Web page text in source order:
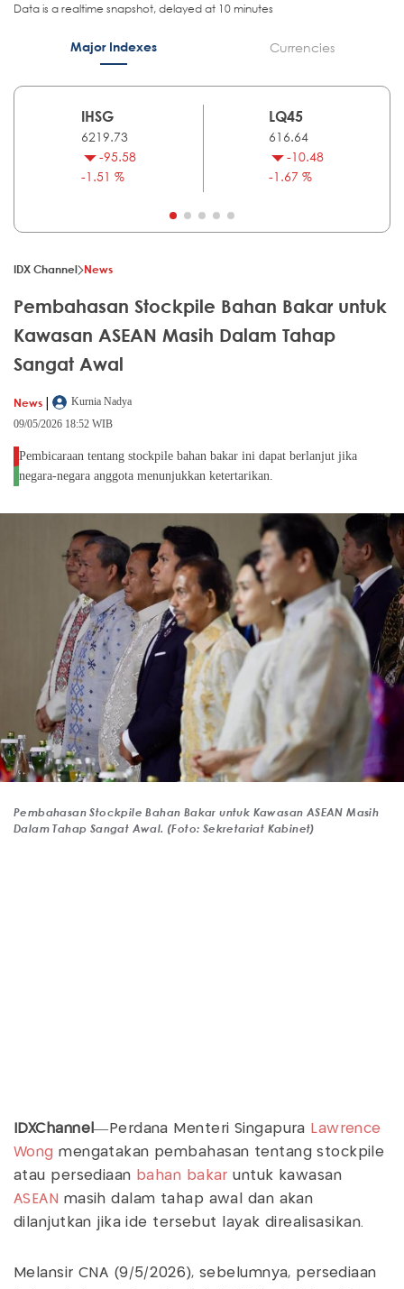
Data is a realtime snapshot, delayed at 10 minutes
Major Indexes Currencies
IHSG
6219.73
-95.58
-1.51 %
LQ45
616.64
-10.48
-1.67 %
IDX Channel News
Pembahasan Stockpile Bahan Bakar untuk
Kawasan ASEAN Masih Dalam Tahap
Sangat Awal
News |
Kurnia Nadya
09/05/2026 18:52 WIB
Pembicaraan tentang stockpile bahan bakar ini dapat berlanjut jika
negara-negara anggota menunjukkan ketertarikan.
Pembahasan Stockpile Bahan Bakar untuk Kawasan ASEAN Masih
Dalam Tahap Sangat Awal. (Foto: Sekretariat Kabinet)
IDXChannel—Perdana Menteri Singapura Lawrence
Wongmengatakan pembahasan tentang stockpile
atau persediaan bahan bakar untuk kawasan
ASEAN masih dalam tahap awal dan akan
dilanjutkan jika ide tersebut layak direalisasikan.
Melansir CNA (9/5/2026), sebelumnya, persediaan